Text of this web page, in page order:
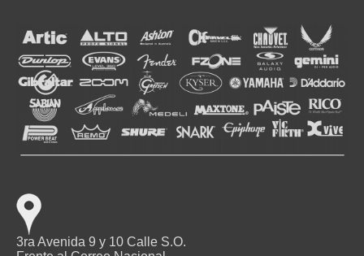
3ra Avenida 9 y 10 Calle S.O.